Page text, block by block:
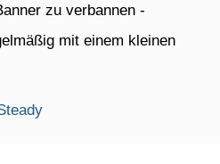
zu verbannen -
mit einem kleinen